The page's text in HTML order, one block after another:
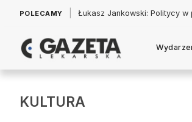
POLECAMY Łukasz Jankowski: Politycy
KULTURA